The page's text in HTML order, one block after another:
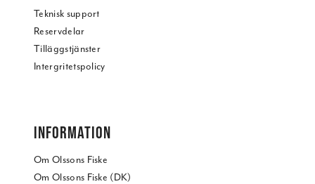
Teknisk support
Reservdelar
Tilläggstjänster
Intergritetspolicy
INFORMATION
Om Olssons Fiske
Om Olssons Fiske (DK)